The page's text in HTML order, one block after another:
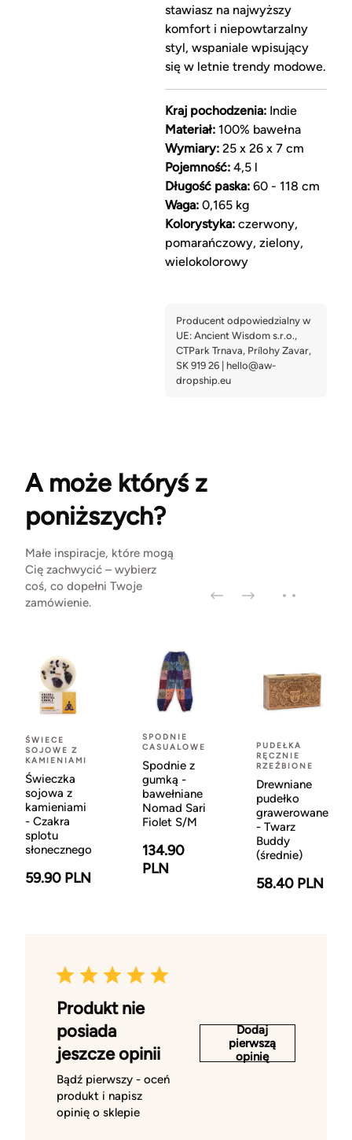
stawiasz na najwyższy
komfort i niepowtarzalny
styl, wspaniale wpisujący
się w letnie trendy modowe.
Kraj pochodzenia:Indie
Materiał:100% bawełna
Wymiary:25 x 26 x 7 cm
Pojemność:4,5 l
Długość paska:60 - 118 cm
Waga:0,165 kg
Kolorystyka:czerwony,
pomarańczowy, zielony,
wielokolorowy
A może któryś z
poniższych?
Małe inspiracje, które mogą
Cię zachwycić – wybierz
coś, co dopełni Twoje
zamówienie.
ŚWIECE
SOJOWE Z
KAMIENIAMI
Świeczka
sojowa z
kamieniami
- Czakra
splotu
słonecznego
59.90 PLN
SPODNIE
CASUALOWE
Spodnie z
gumką -
bawełniane
Nomad Sari
Fiolet S/M
134.90
PLN
PUDEŁKA
RĘCZNIE
RZEŹBIONE
Drewniane
pudełko
grawerowane
- Twarz
Buddy
(średnie)
58.40 PLN
Produkt nie
posiada
jeszcze opinii
Bądź pierwszy - oceń
produkt i napisz
opinię o sklepie
Dodaj
pierwszą
opinię